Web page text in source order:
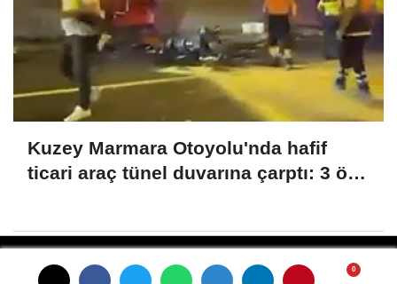
Kuzey Marmara Otoyolu'nda hafif
ticari araç tünel duvarına çarptı: 3 ölü,